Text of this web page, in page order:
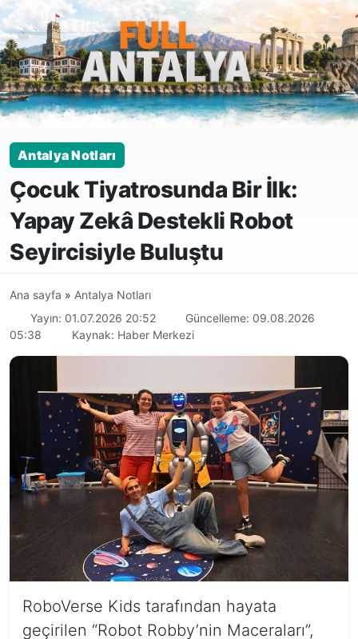
Antalya Notları
Çocuk Tiyatrosunda Bir İlk:
Yapay Zekâ Destekli Robot
Seyircisiyle Buluştu
Ana sayfa » Antalya Notları
Yayın: 01.07.2026 20:52
Güncelleme: 09.08.2026
05:38
Kaynak: Haber Merkezi
RoboVerse Kids tarafından hayata
geçirilen “Robot Robby’nin Maceraları”,